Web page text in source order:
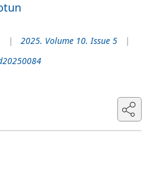
2025. Volume 10. Issue 5